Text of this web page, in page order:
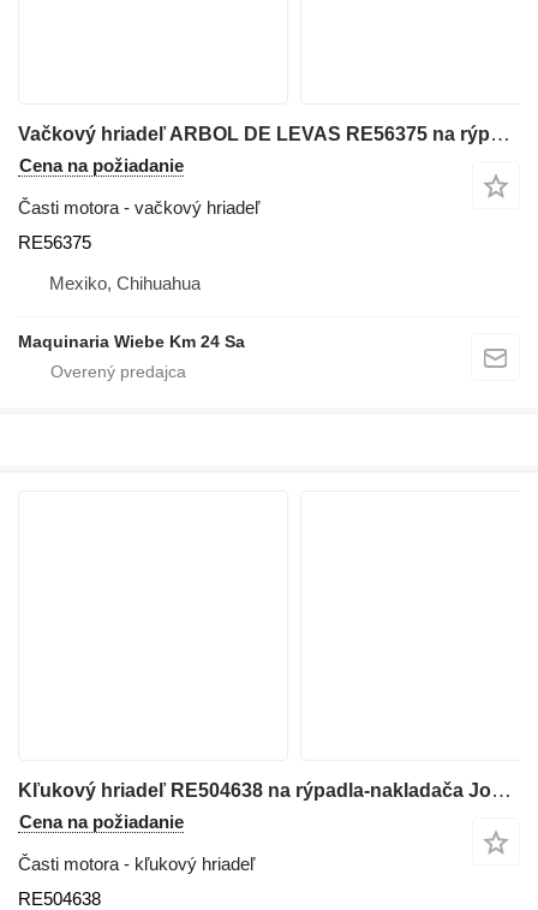
Vačkový hriadeľ ARBOL DE LEVAS RE56375 na rýpadla-nakladača John Deere 310G
Cena na požiadanie
Časti motora - vačkový hriadeľ
RE56375
Mexiko, Chihuahua
Maquinaria Wiebe Km 24 Sa
Kľukový hriadeľ RE504638 na rýpadla-nakladača John Deere 310G
Cena na požiadanie
Časti motora - kľukový hriadeľ
RE504638